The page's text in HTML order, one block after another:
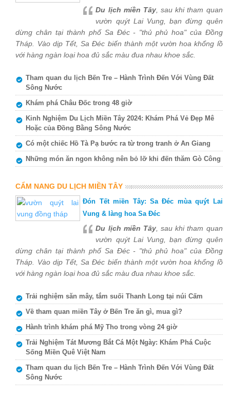
Du lịch miền Tây, sau khi tham quan
vườn quýt Lai Vung, bạn đừng quên
dừng chân tại thành phố Sa Đéc - "thủ phủ hoa" của Đồng
Tháp. Vào dịp Tết, Sa Đéc biến thành một vườn hoa khổng lồ
với hàng ngàn loại hoa đủ sắc màu đua nhau khoe sắc.
Tham quan du lịch Bến Tre – Hành Trình Đến Với Vùng Đất
Sông Nước
Khám phá Châu Đốc trong 48 giờ
Kinh Nghiệm Du Lịch Miền Tây 2024: Khám Phá Vẻ Đẹp Mê
Hoặc của Đồng Bằng Sông Nước
Có một chiếc Hồ Tà Pạ bước ra từ trong tranh ở An Giang
Những món ăn ngon không nên bỏ lỡ khi đến thăm Gò Công
CẨM NANG DU LỊCH MIỀN TÂY
Đón Tết miền Tây: Sa Đéc mùa quýt Lai
Vung & làng hoa Sa Đéc
Du lịch miền Tây, sau khi tham quan
vườn quýt Lai Vung, bạn đừng quên
dừng chân tại thành phố Sa Đéc - "thủ phủ hoa" của Đồng
Tháp. Vào dịp Tết, Sa Đéc biến thành một vườn hoa khổng lồ
với hàng ngàn loại hoa đủ sắc màu đua nhau khoe sắc.
Trải nghiệm săn mây, tắm suối Thanh Long tại núi Cấm
Về tham quan miền Tây ở Bến Tre ăn gì, mua gì?
Hành trình khám phá Mỹ Tho trong vòng 24 giờ
Trải Nghiệm Tát Mương Bắt Cá Một Ngày: Khám Phá Cuộc
Sống Miền Quê Việt Nam
Tham quan du lịch Bến Tre – Hành Trình Đến Với Vùng Đất
Sông Nước